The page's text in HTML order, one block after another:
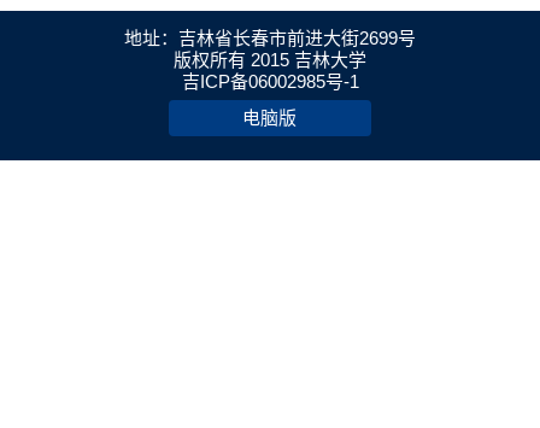
地址：吉林省长春市前进大街2699号
版权所有 2015 吉林大学
吉ICP备06002985号-1
电脑版